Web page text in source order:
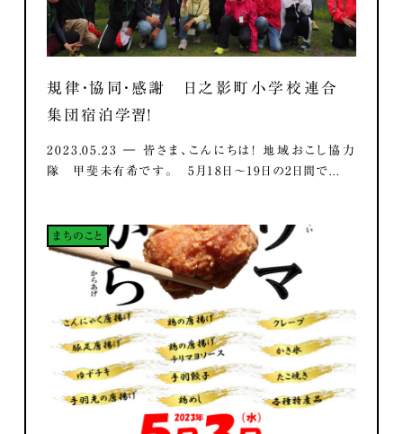
規律・協同・感謝 日之影町小学校連合
集団宿泊学習！
2023.05.23 ― 皆さま、こんにちは！ 地域おこし協力
隊 甲斐未有希です。 5月18日～19日の2日間で...
まちのこと